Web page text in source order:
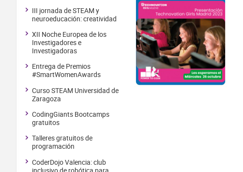
III jornada de STEAM y
neuroeducación: creatividad
XII Noche Europea de los
Investigadores e
Investigadoras
Entrega de Premios
#SmartWomenAwards
Curso STEAM Universidad de
Zaragoza
CodingGiants Bootcamps
gratuitos
Talleres gratuitos de
programación
CoderDojo Valencia: club